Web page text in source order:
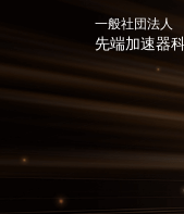
一般社団法人
先端加速器